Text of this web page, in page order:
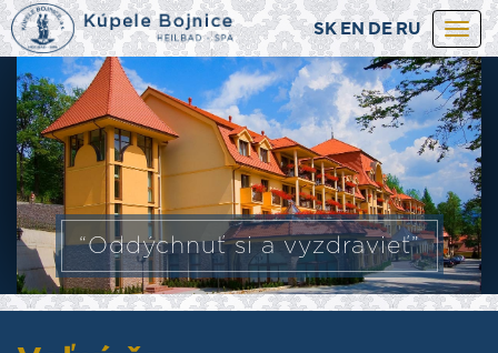
SK EN DE RU
“Oddýchnuť si a vyzdravieť”